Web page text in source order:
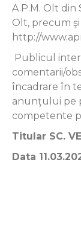
A.P.M. Olt din
Olt, precum
http://
Publicul
comentarii/
încadrare în
anunţului pe
competente
Titular SC.
Data